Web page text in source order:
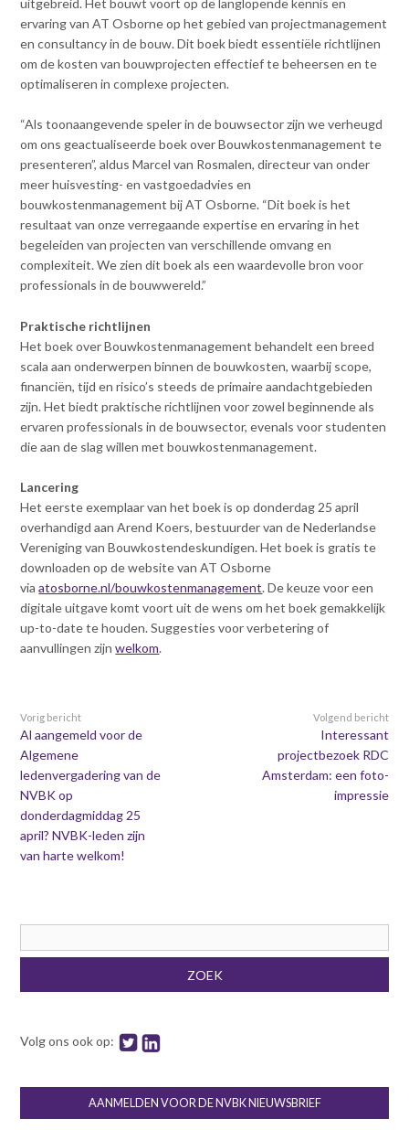
ervaring van AT Osborne op het gebied van projectmanagement
en consultancy in de bouw. Dit boek biedt essentiële richtlijnen
om de kosten van bouwprojecten effectief te beheersen en te
optimaliseren in complexe projecten.
“Als toonaangevende speler in de bouwsector zijn we verheugd
om ons geactualiseerde boek over Bouwkostenmanagement te
presenteren”, aldus Marcel van Rosmalen, directeur van onder
meer huisvesting- en vastgoedadvies en
bouwkostenmanagement bij AT Osborne. “Dit boek is het
resultaat van onze verregaande expertise en ervaring in het
begeleiden van projecten van verschillende omvang en
complexiteit. We zien dit boek als een waardevolle bron voor
professionals in de bouwwereld.”
Praktische richtlijnen
Het boek over Bouwkostenmanagement behandelt een breed
scala aan onderwerpen binnen de bouwkosten, waarbij scope,
financiën, tijd en risico’s steeds de primaire aandachtgebieden
zijn. Het biedt praktische richtlijnen voor zowel beginnende als
ervaren professionals in de bouwsector, evenals voor studenten
die aan de slag willen met bouwkostenmanagement.
Lancering
Het eerste exemplaar van het boek is op donderdag 25 april
overhandigd aan Arend Koers, bestuurder van de Nederlandse
Vereniging van Bouwkostendeskundigen. Het boek is gratis te
downloaden op de website van AT Osborne
viaatosborne.nl/bouwkostenmanagement. De keuze voor een
digitale uitgave komt voort uit de wens om het boek gemakkelijk
up-to-date te houden. Suggesties voor verbetering of
aanvullingen zijnwelkom.
Vorig bericht
Al aangemeld voor de
Algemene
ledenvergadering van de
NVBK op
donderdagmiddag 25
april? NVBK-leden zijn
van harte welkom!
Volgend bericht
Interessant
projectbezoek RDC
Amsterdam: een foto-
impressie
ZOEK
Volg ons ook op:
AANMELDEN VOOR DE NVBK NIEUWSBRIEF
Contact
Inloggen